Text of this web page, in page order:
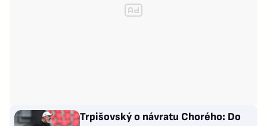
Trpišovský o návratu Chorého: Do